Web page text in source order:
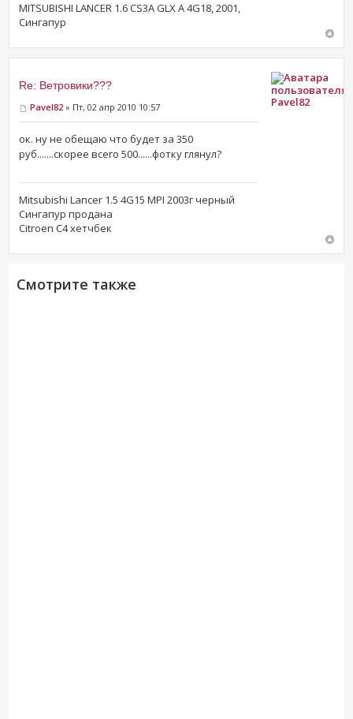
MITSUBISHI LANCER 1.6 CS3A GLX A 4G18, 2001,
Сингапур
Re: Ветровики???
Pavel82 » Пт, 02 апр 2010 10:57
ок. ну не обещаю что будет за 350
руб.......скорее всего 500......фотку глянул?
Mitsubishi Lancer 1.5 4G15 MPI 2003г черный
Сингапур продана
Citroen C4 хетчбек
Pavel82
Смотрите также